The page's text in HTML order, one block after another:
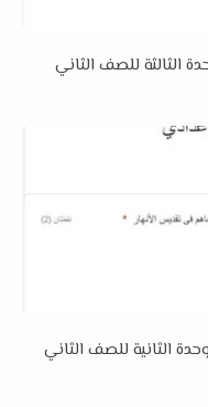
الثالثة للصف الثاني
الثانية للصف الثاني